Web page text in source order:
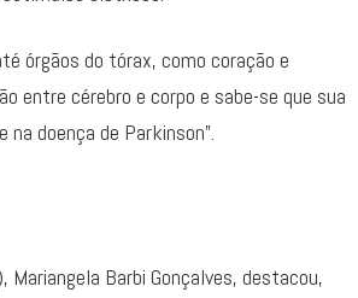
órgãos do tórax, como coração e
entre cérebro e corpo e sabe-se que sua
doença de Parkinson”.
Mariangela Barbi Gonçalves, destacou,